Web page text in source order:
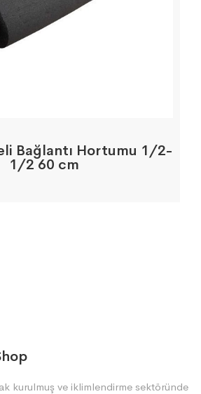
Bağlantı Hortumu 1/2-
1/2 60 cm
kurulmuş ve iklimlendirme sektöründe